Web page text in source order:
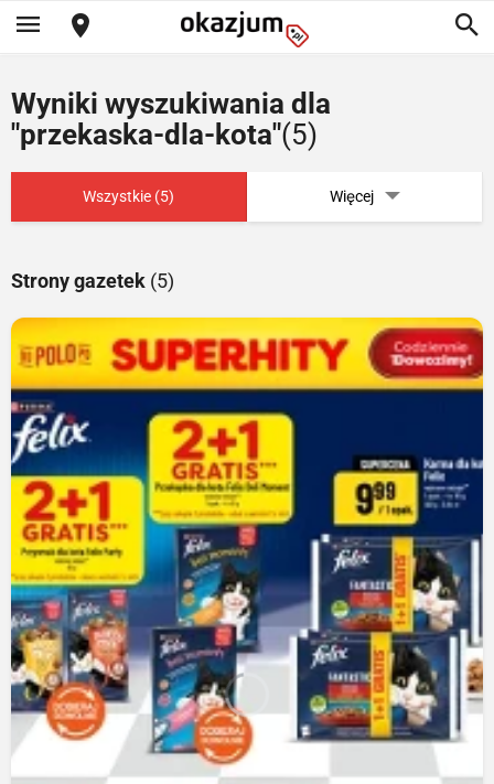
Wyniki wyszukiwania dla
"przekaska-dla-kota"(5)
Wszystkie (5) Więcej
Strony gazetek (5)